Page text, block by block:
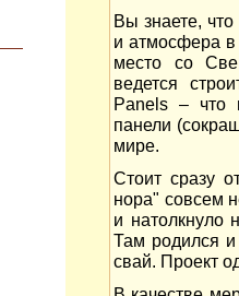
Вы знаете,
и атмосфера в
место со
ведется
Panels – что
панели
мире.
Стоит сразу
нора" совсем
и натолкнуло
Там родился
свай. Проект